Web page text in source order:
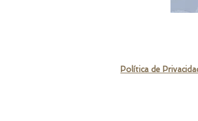
Política de